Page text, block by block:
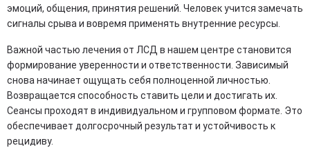
эмоций, общения, принятия решений. Человек учится замечать
сигналы срыва и вовремя применять внутренние ресурсы.
Важной частью лечения от ЛСД в нашем центре становится
формирование уверенности и ответственности. Зависимый
снова начинает ощущать себя полноценной личностью.
Возвращается способность ставить цели и достигать их.
Сеансы проходят в индивидуальном и групповом формате. Это
обеспечивает долгосрочный результат и устойчивость к
рецидиву.